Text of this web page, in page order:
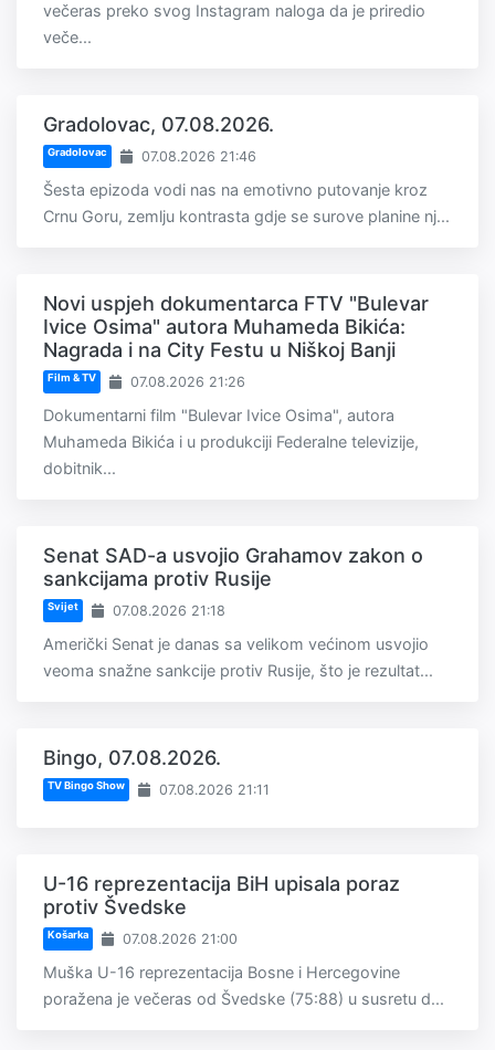
večeras preko svog Instagram naloga da je priredio
veče...
Gradolovac, 07.08.2026.
Gradolovac 07.08.2026 21:46
Šesta epizoda vodi nas na emotivno putovanje kroz
Crnu Goru, zemlju kontrasta gdje se surove planine nj...
Novi uspjeh dokumentarca FTV "Bulevar
Ivice Osima" autora Muhameda Bikića:
Nagrada i na City Festu u Niškoj Banji
Film & TV 07.08.2026 21:26
Dokumentarni film "Bulevar Ivice Osima", autora
Muhameda Bikića i u produkciji Federalne televizije,
dobitnik...
Senat SAD-a usvojio Grahamov zakon o
sankcijama protiv Rusije
Svijet 07.08.2026 21:18
Američki Senat je danas sa velikom većinom usvojio
veoma snažne sankcije protiv Rusije, što je rezultat...
Bingo, 07.08.2026.
TV Bingo Show 07.08.2026 21:11
U-16 reprezentacija BiH upisala poraz
protiv Švedske
Košarka 07.08.2026 21:00
Muška U-16 reprezentacija Bosne i Hercegovine
poražena je večeras od Švedske (75:88) u susretu d...